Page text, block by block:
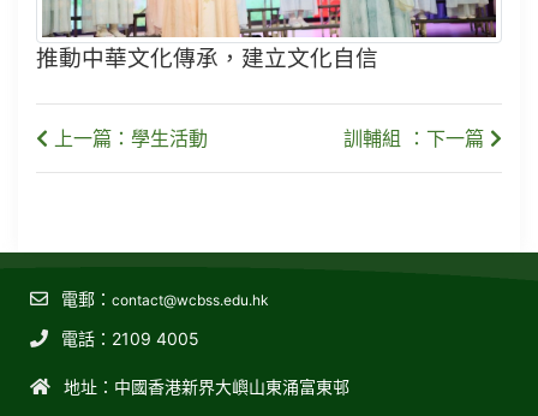
推動中華文化傳承，建立文化自信
上一篇：學生活動 訓輔組 ：下一篇
電郵： contact@wcbss.edu.hk
電話：2109 4005
地址：中國香港新界大嶼山東涌富東邨